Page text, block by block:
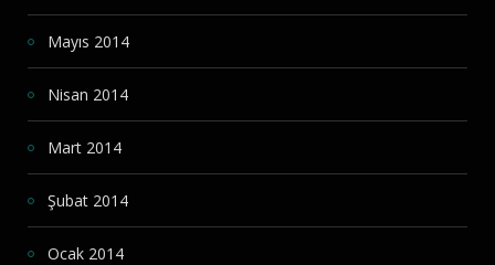
Mayıs 2014
Nisan 2014
Mart 2014
Şubat 2014
Ocak 2014